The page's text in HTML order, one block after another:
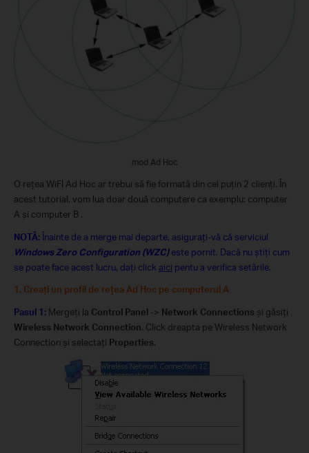
mod Ad Hoc
O reţea WiFI Ad Hoc ar trebui să fie formată din cel puţin 2 clienţi. În
acest tutorial, vom lua doar două computere ca exemplu: computer
A şi computer B .
NOTĂ:Înainte de a merge mai departe, asiguraţi-vă că serviciul
Windows Zero Configuration (WZC)este pornit. Dacă nu ştiţi cum
se poate face acest lucru, daţi click aici pentu a verifica setările.
1. Creaţi un profil de reţea Ad Hoc pe computerul A
Pasul 1: Mergeţi la Control Panel -> Network Connections şi găsiţi
Wireless Network Connection. Click dreapta pe Wireless Network
Connection şi selectaţi Properties.